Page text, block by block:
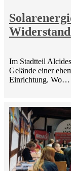
Im Stadtteil
Gelände einer
Einrichtung. Wo…